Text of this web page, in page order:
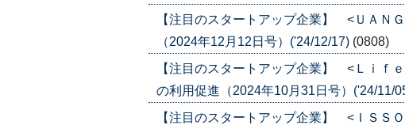
【注目のスタートアップ企業】 <ＵＡＮ
（2024年12月12日号）('24/12/17) (0808)
【注目のスタートアップ企業】 <Ｌｉｆ
の利用促進（2024年10月31日号）('24/11/
【注目のスタートアップ企業】 <ＩＳ